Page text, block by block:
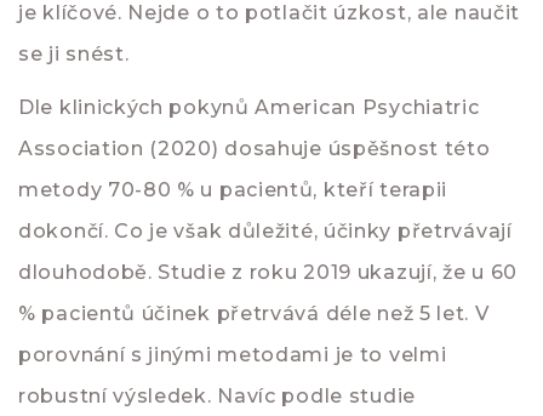
je klíčové. Nejde o to potlačit úzkost, ale naučit
se ji snést.
Dle klinických pokynů American Psychiatric
Association (2020) dosahuje úspěšnost této
metody 70-80 % u pacientů, kteří terapii
dokončí. Co je však důležité, účinky přetrvávají
dlouhodobě. Studie z roku 2019 ukazují, že u 60
% pacientů účinek přetrvává déle než 5 let. V
porovnání s jinými metodami je to velmi
robustní výsledek. Navíc podle studie